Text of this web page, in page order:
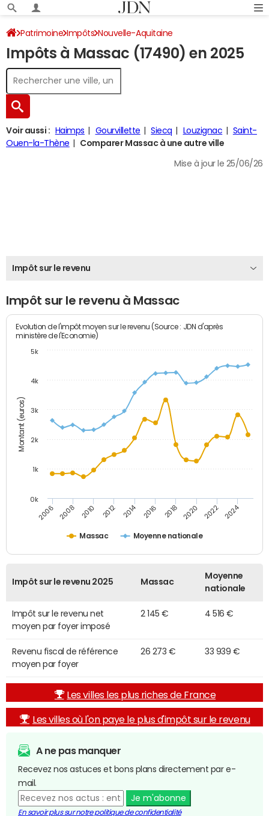
Patrimoine Impôts Nouvelle-Aquitaine
Charente-Maritime Massac Impôt sur le revenu
Impôts à Massac (17490) en 2025
Voir aussi : Haimps Gourvillette Siecq Louzignac
Saint-
Ouen-la-Thène
Comparer Massac à une autre ville
Mise à jour le 25/06/26
Impôt sur le revenu
Impôt sur le revenu à Massac
Montant (euros)
Evolution de l'impôt moyen sur le revenu (Source : JDN d'après
ministère de l'Economie)
Massac Moyenne nationale
2006 2008 2010 2012 2014 2016 2018 2020 2022 2024
0k
1k
2k
3k
4k
5k
Impôt sur le revenu 2025 Massac
Moyenne
nationale
Impôt sur le revenu net
moyen par foyer imposé
2 145 € 4 516 €
Revenu fiscal de référence
moyen par foyer
26 273 € 33 939 €
Les villes les plus riches de France
Les villes où l'on paye le plus d'impôt sur le revenu
A ne pas manquer
Recevez nos astuces et bons plans directement par e-
mail.
Je m'abonne
En savoir plus sur notre politique de confidentialité